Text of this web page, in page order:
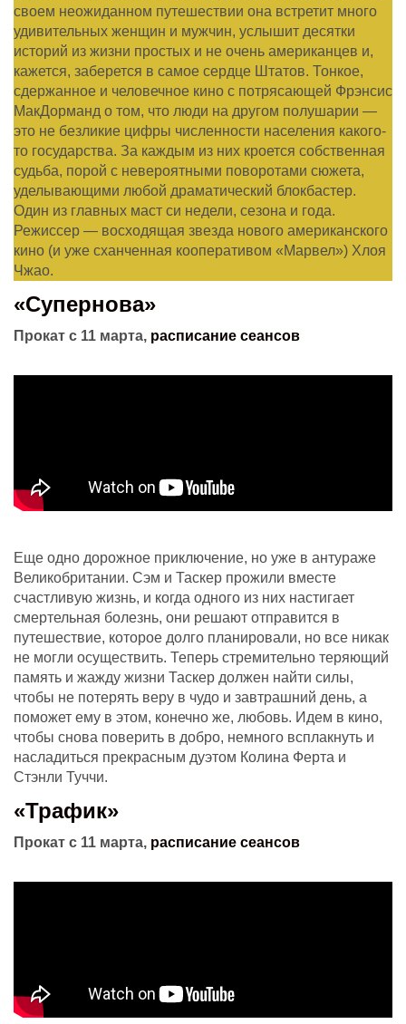
своем неожиданном путешествии она встретит много
удивительных женщин и мужчин, услышит десятки
историй из жизни простых и не очень американцев и,
кажется, заберется в самое сердце Штатов. Тонкое,
сдержанное и человечное кино с потрясающей Фрэнсис
МакДорманд о том, что люди на другом полушарии —
это не безликие цифры численности населения какого-
то государства. За каждым из них кроется собственная
судьба, порой с невероятными поворотами сюжета,
уделывающими любой драматический блокбастер.
Один из главных маст си недели, сезона и года.
Режиссер — восходящая звезда нового американского
кино (и уже сханченная кооперативом «Марвел») Хлоя
Чжао.
«Супернова»
Прокат с 11 марта, расписание сеансов
Еще одно дорожное приключение, но уже в антураже
Великобритании. Сэм и Таскер прожили вместе
счастливую жизнь, и когда одного из них настигает
смертельная болезнь, они решают отправится в
путешествие, которое долго планировали, но все никак
не могли осуществить. Теперь стремительно теряющий
память и жажду жизни Таскер должен найти силы,
чтобы не потерять веру в чудо и завтрашний день, а
поможет ему в этом, конечно же, любовь. Идем в кино,
чтобы снова поверить в добро, немного всплакнуть и
насладиться прекрасным дуэтом Колина Ферта и
Стэнли Туччи.
«Трафик»
Прокат с 11 марта, расписание сеансов